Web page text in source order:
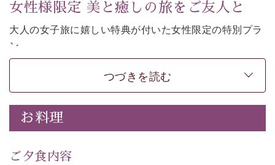
女性様限定 美と癒しの旅をご友人と
大人の女子旅に嬉しい特典が付いた女性限定の特別プラ
ン。
女性同士の癒しの旅を愉しみたいならこちら。
-----------【安心への取り組み】----------
個室料亭、貸切風呂のご利用が可能な上、 安心安全にご
滞在いただけるよう
30項目以上からなる独自の衛生・消毒プログラムの基、
---------------------------------------------
つづきを読む
お料理
ご夕食内容